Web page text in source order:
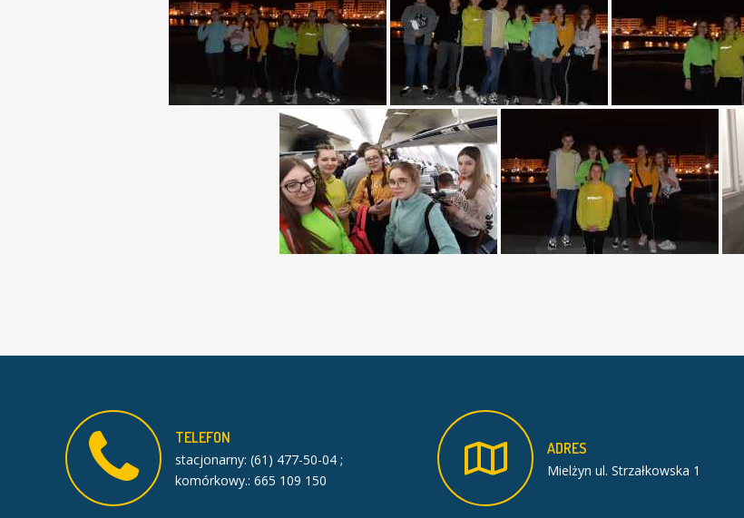
TELEFON
stacjonarny: (61) 477-50-04 ;
komórkowy.: 665 109 150
ADRES
Mielżyn ul. Strzałkowska 1